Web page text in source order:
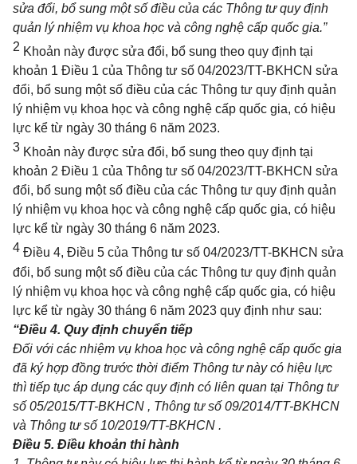
sửa đổi, bổ sung một số điều của các Thông tư quy định
quản lý nhiệm vụ khoa học và công nghệ cấp quốc gia.”
2 Khoản này được sửa đổi, bổ sung theo quy định tại
khoản 1 Điều 1 của Thông tư số 04/2023/TT-BKHCN sửa
đổi, bổ sung một số điều của các Thông tư quy định quản
lý nhiệm vụ khoa học và công nghệ cấp quốc gia, có hiệu
lực kể từ ngày 30 tháng 6 năm 2023.
3 Khoản này được sửa đổi, bổ sung theo quy định tại
khoản 2 Điều 1 của Thông tư số 04/2023/TT-BKHCN sửa
đổi, bổ sung một số điều của các Thông tư quy định quản
lý nhiệm vụ khoa học và công nghệ cấp quốc gia, có hiệu
lực kể từ ngày 30 tháng 6 năm 2023.
4 Điều 4, Điều 5 của Thông tư số 04/2023/TT-BKHCN sửa
đổi, bổ sung một số điều của các Thông tư quy định quản
lý nhiệm vụ khoa học và công nghệ cấp quốc gia, có hiệu
lực kể từ ngày 30 tháng 6 năm 2023 quy định như sau:
“Điều 4. Quy định chuyển tiếp
Đối với các nhiệm vụ khoa học và công nghệ cấp quốc gia
đã ký hợp đồng trước thời điểm Thông tư này có hiệu lực
thì tiếp tục áp dụng các quy định có liên quan tại Thông tư
số 05/2015/TT-BKHCN , Thông tư số 09/2014/TT-BKHCN
và Thông tư số 10/2019/TT-BKHCN .
Điều 5. Điều khoản thi hành